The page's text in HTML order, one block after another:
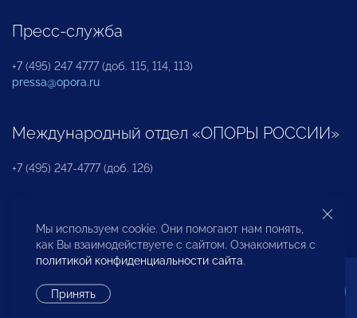
Пресс-служба
+7 (495) 247 4777 (доб. 115, 114, 113)
pressa@opora.ru
Международный отдел «ОПОРЫ РОССИИ»
+7 (495) 247-4777 (доб. 126)
Бюро по защите прав предпринимателей и
инвесторов
Мы используем cookie. Они помогают нам понять,
как Вы взаимодействуете с сайтом. Ознакомиться с
политикой конфиденциальности сайта.
Принять